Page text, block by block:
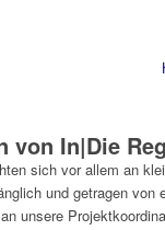
von In|Die
sich vor allem an
und getragen
unsere